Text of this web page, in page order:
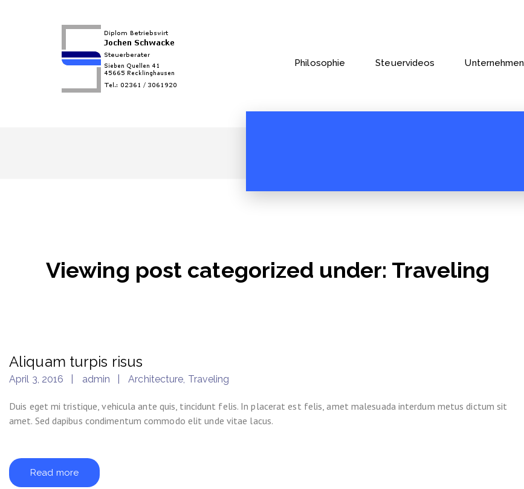
Philosophie Steuervideos Unternehmen
Viewing post categorized under: Traveling
Aliquam turpis risus
April 3, 2016 admin Architecture, Traveling
Duis eget mi tristique, vehicula ante quis, tincidunt felis. In placerat est felis, amet malesuada interdum metus dictum sit
amet. Sed dapibus condimentum commodo elit unde vitae lacus.
Read more